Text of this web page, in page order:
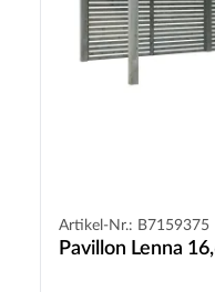
Artikel-Nr.: B7159375
Pavillon Lenna